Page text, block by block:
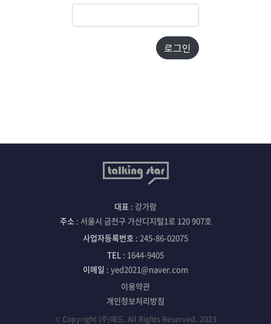
로그인
대표 : 강가람
주소: 서울시 금천구 가산디지털1로 120 907호
사업자등록번호 : 245-86-02075
TEL : 1644-9405
이메일 : yed2021@naver.com
이용약관
개인정보처리방침
© Copyright (주)예드. All Rights Reserved. 2023